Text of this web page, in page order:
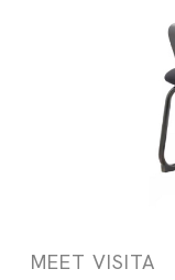
MEET VISITA